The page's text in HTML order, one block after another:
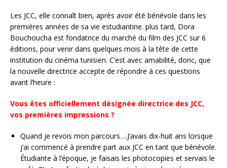
Les JCC, elle connaît bien, après avoir été bénévole dans les
premières années de sa vie estudiantine. plus tard, Dora
Bouchoucha est fondatrice du marché du film des JCC sur 6
éditions, pour venir dans quelques mois à la tête de cette
institution du cinéma tunisien. C’est avec amabilité, donc, que
la nouvelle directrice accepte de répondre à ces questions
avant l’heure :
Vous êtes officiellement désignée directrice des JCC,
vos premières impressions ?
Quand je revois mon parcours….J’avais dix-huit ans lorsque
j’ai commencé à prendre part aux JCC en tant que bénévole.
Étudiante à l’époque, je faisais les photocopies et servais le